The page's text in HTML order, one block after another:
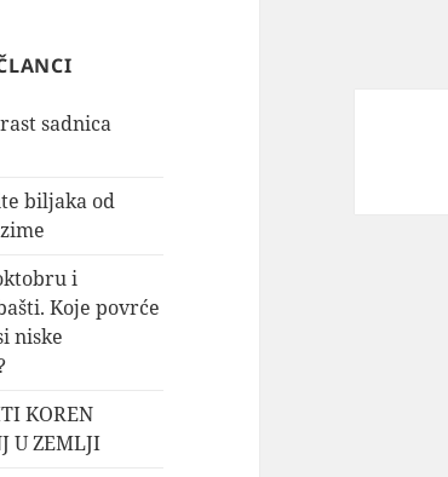
sadnica
biljaka od
i
Koje povrće
niske
KOREN
U ZEMLJI